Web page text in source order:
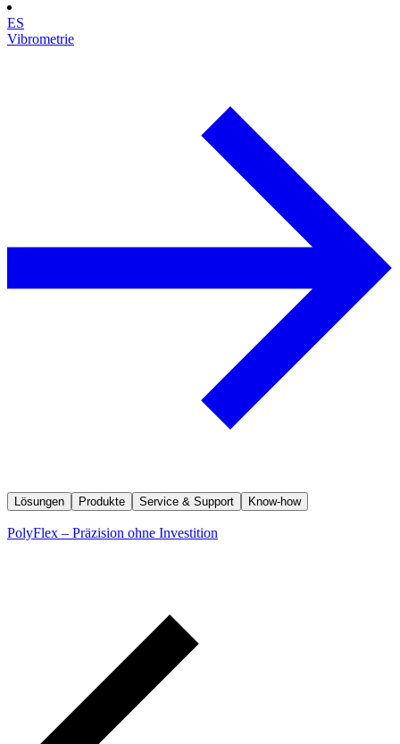
ES
Vibrometrie
Lösungen Produkte Service & Support Know-how
PolyFlex – Präzision ohne Investition